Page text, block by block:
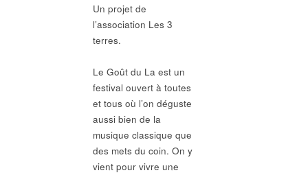
Un projet de
l’association Les 3
terres.
Le Goût du La est un
festival ouvert à toutes
et tous où l’on déguste
aussi bien de la
musique classique que
des mets du coin. On y
vient pour vivre une